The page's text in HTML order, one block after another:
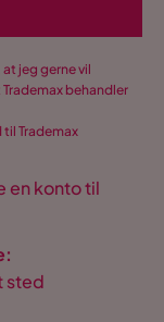
jeg gerne vil
behandler
Trademax
en konto til
sted